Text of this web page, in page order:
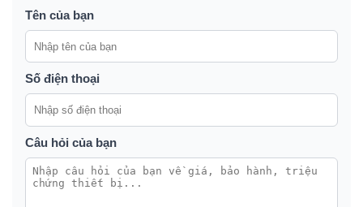
Tên của bạn
Số điện thoại
Câu hỏi của bạn